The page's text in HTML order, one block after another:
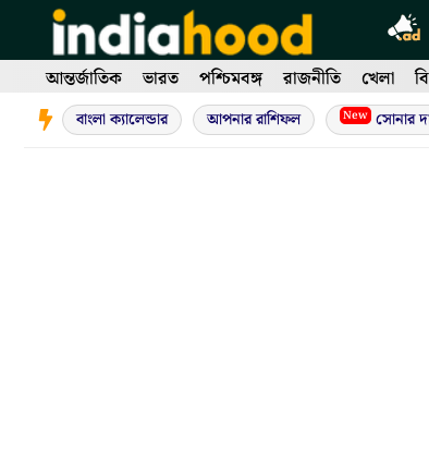
contentআন্তর্জাতিক ভারত পশ্চিমবঙ্গ রাজনীতি খেলা
বাংলা ক্যালেন্ডার আপনার রাশিফল New সোনার